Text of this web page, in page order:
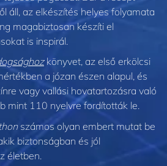
áll, az elkészítés helyes folyamata
magabiztosan készíti el
is inspirál.
könyvet, az első erkölcsi
a józan észen alapul, és
vagy vallási hovatartozásra való
mint 110 nyelvre fordították le.
számos olyan embert mutat be
biztonságban és jól
életben.